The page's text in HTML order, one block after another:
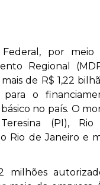
por meio
Regional
de R$ 1,22
para o
no país. O
(PI), Rio
Rio de Janeiro e
milhões